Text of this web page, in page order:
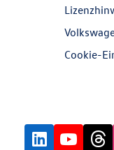
Cookie-